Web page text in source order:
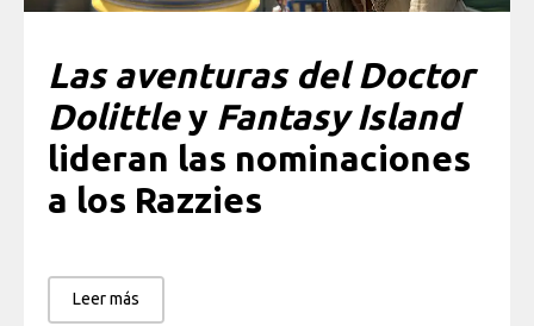
Las aventuras del Doctor
Dolittley Fantasy Island
lideran las nominaciones
a los Razzies
Leer más